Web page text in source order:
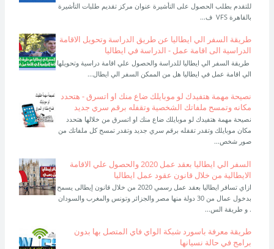
للتقدم بطلب الحصول على التأشيرة عنوان مركز تقديم طلبات التأشيرة
بالقاهرة VFS ف...
طريقة السفر الي ايطاليا عن طريق الدراسة وتحويل الاقامة
الدراسية الى اقامة عمل - الدراسة في ايطاليا
طريقة السفر الي ايطاليا للدراسة والحصول علي اقامة دراسية وتحويلها
الي اقامة عمل في ايطاليا هل من الممكن السفر الي ايطال...
نصيحة مهمة هتفيدك لو موبايلك ضاع منك او اتسرق - هتحدد
مكانه وتمسح ملفاتك الشخصية وتقفله برقم سري جديد
نصيحة مهمة هتفيدك لو موبايلك ضاع منك او اتسرق من خلالها هتحدد
مكان موبايلك وتقدر تقفله برقم سري جديد وتقدر تمسح كل ملفاتك من
صور شخص...
السفر الي ايطاليا بعقد عمل 2020 والحصول علي الاقامة
الايطالية من خلال قانون عقود عمل ايطاليا
ازاي تسافر ايطاليا بعقد عمل رسمي 2020 من خلال قانون إيطالى يسمح
بدخول عمال من 30 دولة منها مصر والجزائر وتونس والمغرب والسودان
. و طريقة الس...
طريقة معرفة باسورد شبكة الواي فاي المتصل بها بدون
برامج في حالة نسيانها